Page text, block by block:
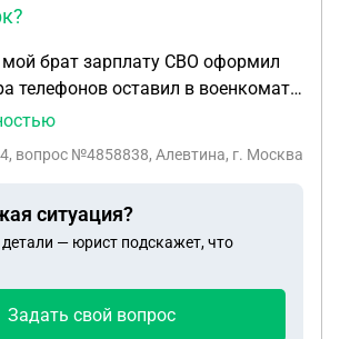
мой брат зарплату СВО оформил
телефонов оставил в военкомате
жены и подруги, сейчас он
претендовать на выплату по
доказать, тк в свидетельстве о
в контракте имя получателя.
, вопрос №4858838, Алевтина, г. Москва
ситуация?
— юрист подскажет, что
Задать свой вопрос